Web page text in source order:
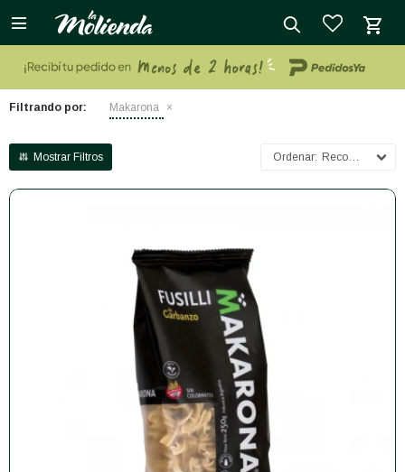

Filtrando por: Makarona
Recomendados